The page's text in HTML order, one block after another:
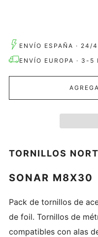
ENVÍO ESPAÑA · 24/
ENVÍO EUROPA · 3-5
TORNILLOS
SONAR M8X30
Pack de tornillos de
de foil. Tornillos de
compatibles con alas